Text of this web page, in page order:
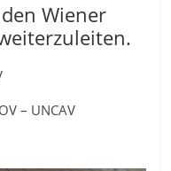
Wiener
– UNCAV